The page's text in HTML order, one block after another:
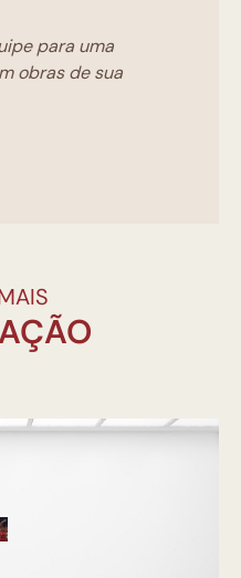
para uma
obras de sua